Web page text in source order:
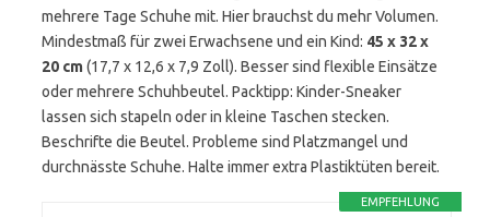
mehrere Tage Schuhe mit. Hier brauchst du mehr Volumen.
Mindestmaß für zwei Erwachsene und ein Kind: 45 x 32 x
20 cm(17,7 x 12,6 x 7,9 Zoll). Besser sind flexible Einsätze
oder mehrere Schuhbeutel. Packtipp: Kinder-Sneaker
lassen sich stapeln oder in kleine Taschen stecken.
Beschrifte die Beutel. Probleme sind Platzmangel und
durchnässte Schuhe. Halte immer extra Plastiktüten bereit.
EMPFEHLUNG